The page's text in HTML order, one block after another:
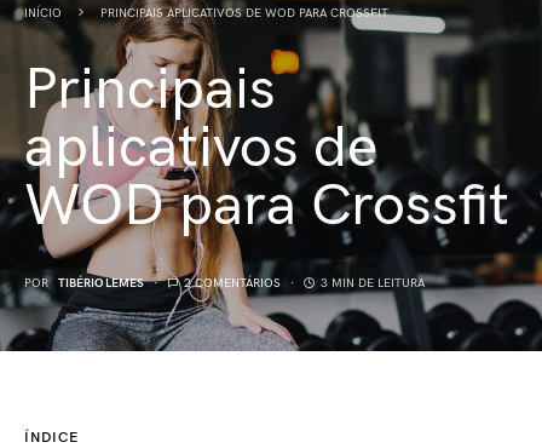
INÍCIO PRINCIPAIS APLICATIVOS DE WOD PARA CROSSFIT
Principais
aplicativos de
WOD para Crossfit
POR TIBÉRIO LEMES 2 COMENTÁRIOS 3 MIN DE LEITURA
ÍNDICE